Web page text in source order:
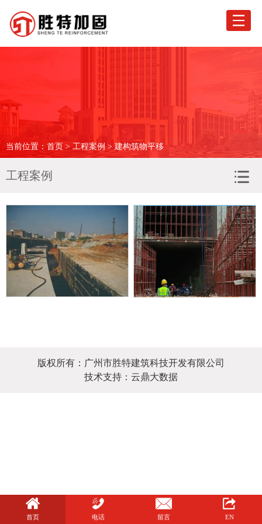
业务范围
工程案例
新闻专区
胜特优选
联系我们
当前位置： 首页 > 工程案例 > 建构筑物平移
工程案例
版权所有：广州市胜特建筑科技开发有限公司
技术支持：云鼎大数据
首页 电话 留言 EN